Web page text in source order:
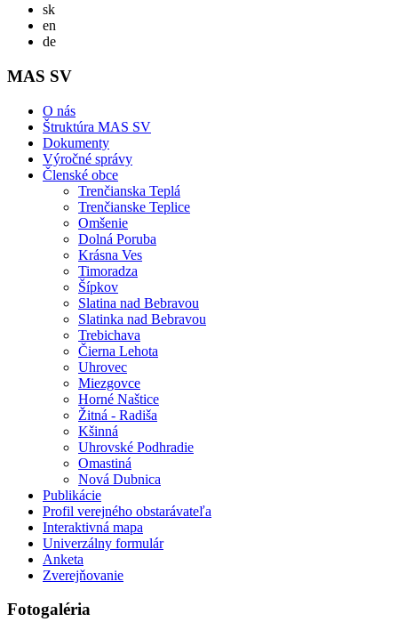
skSlovensky
en
deDeutsch
MAS SV
O nás
Štruktúra MAS SV
Dokumenty
Výročné správy
Členské obce
Trenčianska Teplá
Trenčianske Teplice
Omšenie
Dolná Poruba
Krásna Ves
Timoradza
Šípkov
Slatina nad Bebravou
Slatinka nad Bebravou
Trebichava
Čierna Lehota
Uhrovec
Miezgovce
Horné Naštice
Žitná - Radiša
Kšinná
Uhrovské Podhradie
Omastiná
Nová Dubnica
Publikácie
Profil verejného obstarávateľa
Interaktivná mapa
Univerzálny formulár
Anketa
Zverejňovanie
Fotogaléria